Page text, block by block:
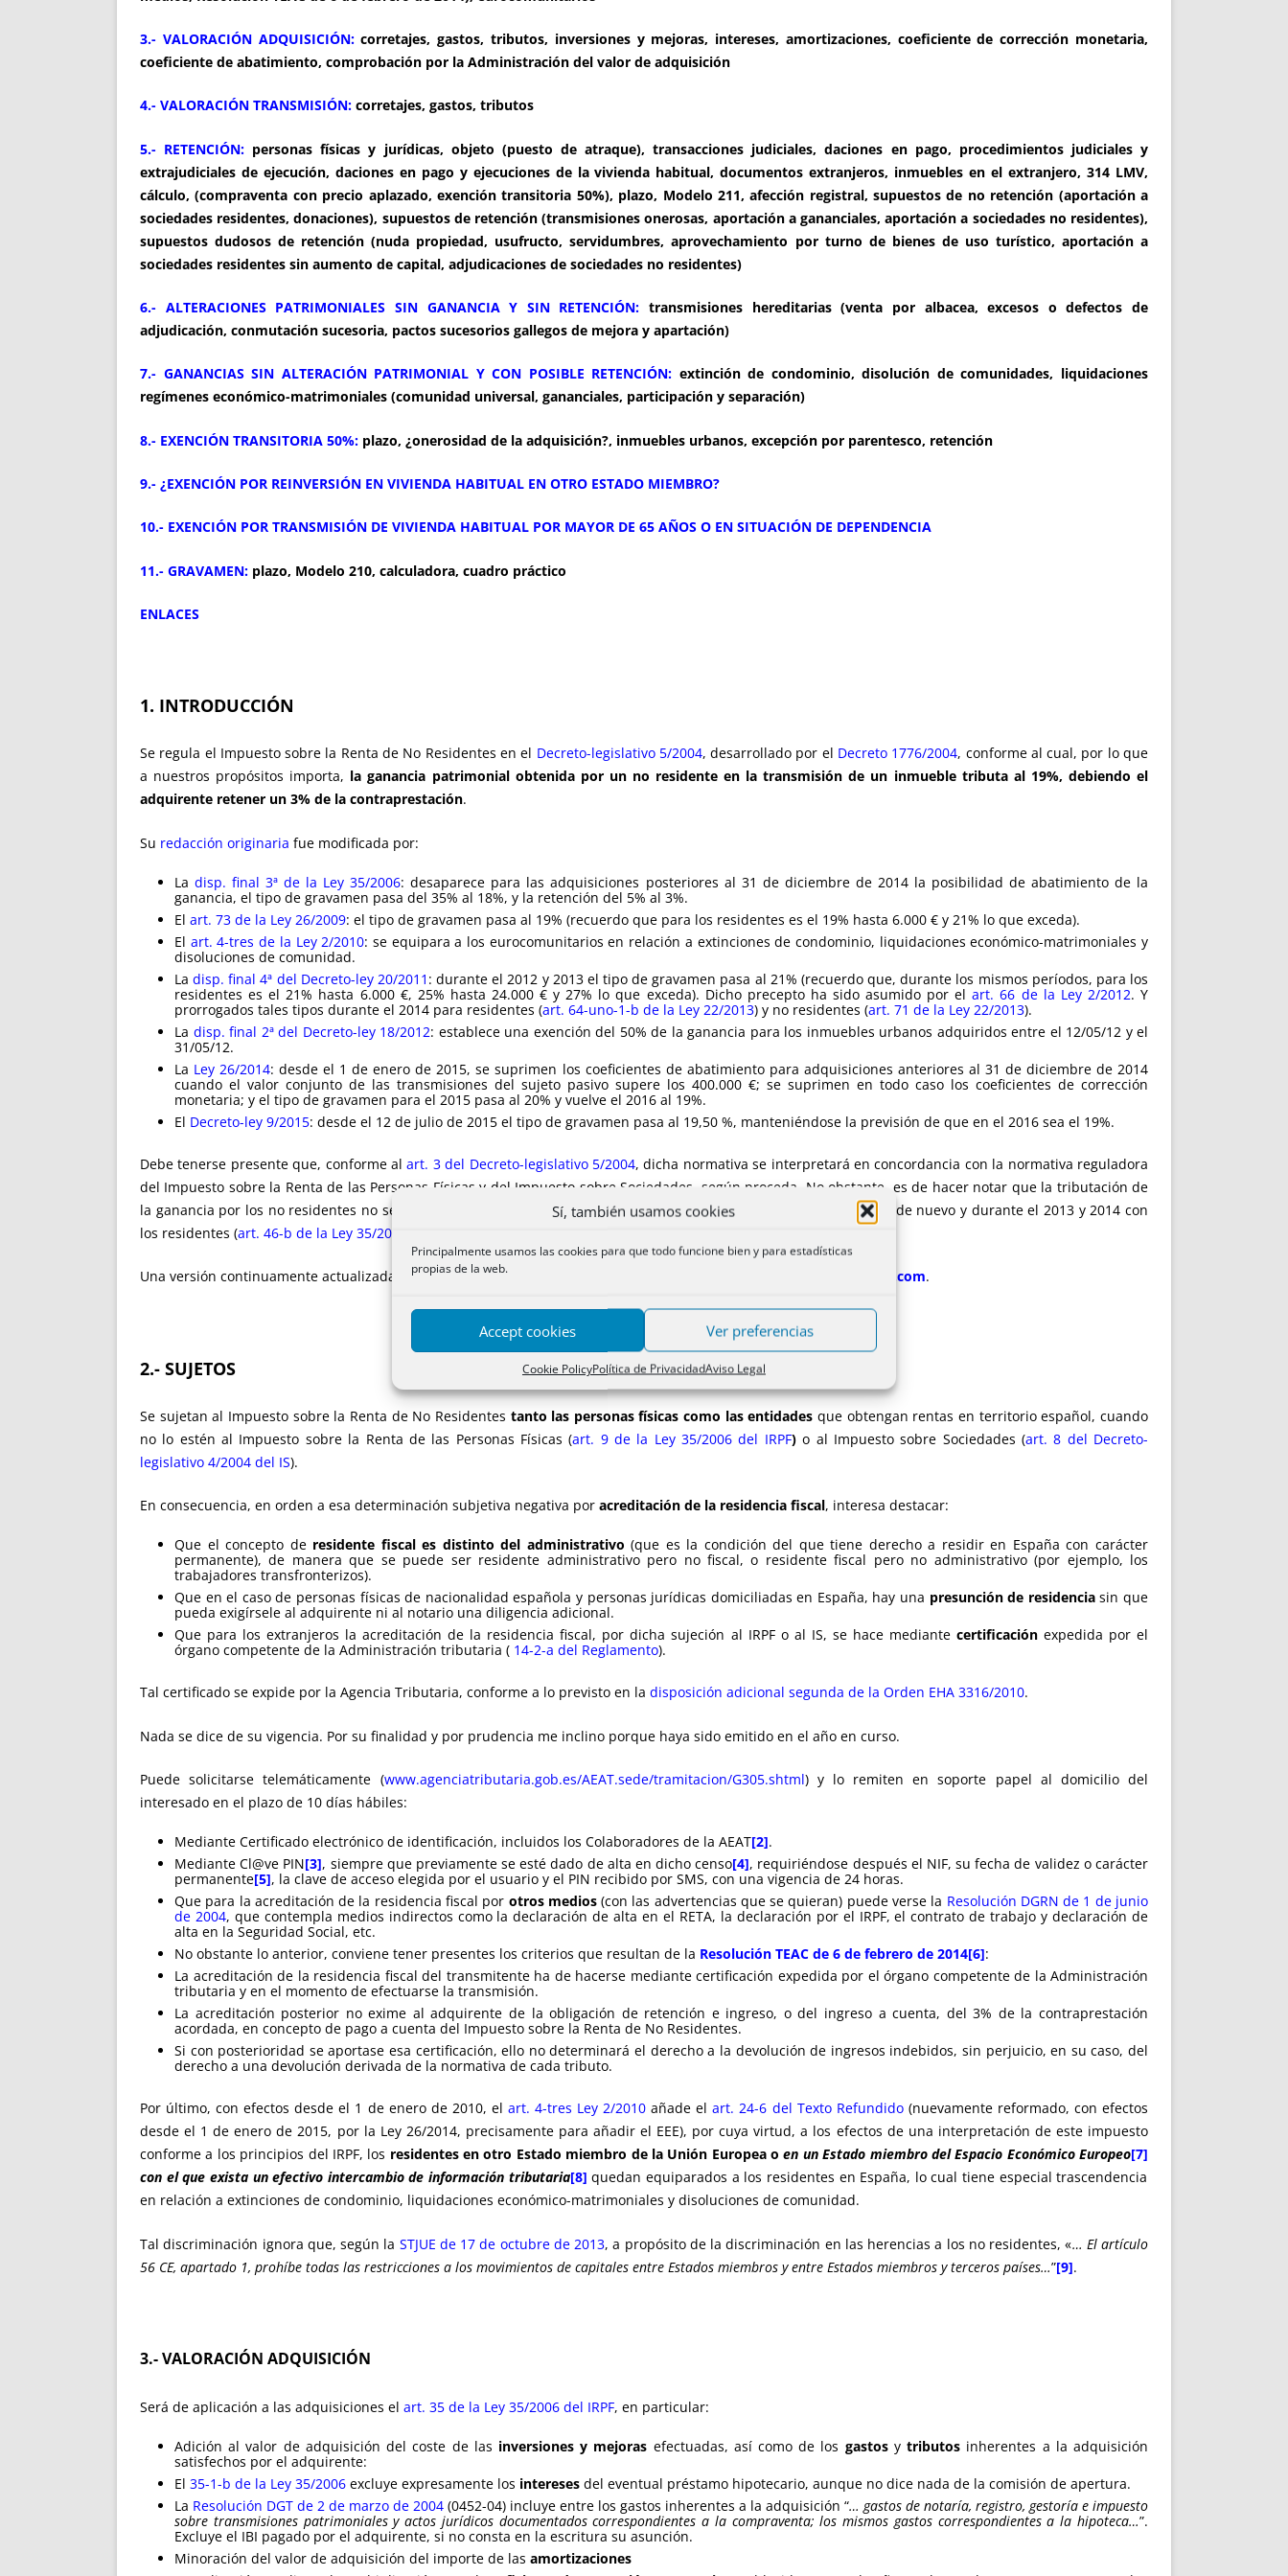
Sí, también usamos cookies
Principalmente usamos las cookies para que todo funcione bien y para estadísticas
propias de la web.
Accept cookies Ver preferencias
Cookie PolicyPolítica de PrivacidadAviso Legal
3.- VALORACIÓN ADQUISICIÓN:corretajes, gastos, tributos, inversiones y mejoras, intereses, amortizaciones, coeficiente de corrección monetaria,
coeficiente de abatimiento, comprobación por la Administración del valor de adquisición
4.- VALORACIÓN TRANSMISIÓN: corretajes, gastos, tributos
5.- RETENCIÓN: personas físicas y jurídicas, objeto (puesto de atraque), transacciones judiciales, daciones en pago, procedimientos judiciales y
extrajudiciales de ejecución, daciones en pago y ejecuciones de la vivienda habitual, documentos extranjeros, inmuebles en el extranjero, 314 LMV,
cálculo, (compraventa con precio aplazado, exención transitoria 50%), plazo, Modelo 211, afección registral, supuestos de no retención (aportación a
sociedades residentes, donaciones), supuestos de retención (transmisiones onerosas, aportación a gananciales, aportación a sociedades no residentes),
supuestos dudosos de retención (nuda propiedad, usufructo, servidumbres, aprovechamiento por turno de bienes de uso turístico, aportación a
sociedades residentes sin aumento de capital, adjudicaciones de sociedades no residentes)
6.- ALTERACIONES PATRIMONIALES SIN GANANCIA Y SIN RETENCIÓN: transmisiones hereditarias (venta por albacea, excesos o defectos de
adjudicación, conmutación sucesoria, pactos sucesorios gallegos de mejora y apartación)
7.- GANANCIAS SIN ALTERACIÓN PATRIMONIAL Y CON POSIBLE RETENCIÓN: extinción de condominio, disolución de comunidades, liquidaciones
regímenes económico-matrimoniales (comunidad universal, gananciales, participación y separación)
8.- EXENCIÓN TRANSITORIA 50%: plazo, ¿onerosidad de la adquisición?, inmuebles urbanos, excepción por parentesco, retención
9.- ¿EXENCIÓN POR REINVERSIÓN EN VIVIENDA HABITUAL EN OTRO ESTADO MIEMBRO?
10.- EXENCIÓN POR TRANSMISIÓN DE VIVIENDA HABITUAL POR MAYOR DE 65 AÑOS O EN SITUACIÓN DE DEPENDENCIA
11.- GRAVAMEN: plazo, Modelo 210, calculadora, cuadro práctico
ENLACES
1. INTRODUCCIÓN
Se regula el Impuesto sobre la Renta de No Residentes en el Decreto-legislativo 5/2004, desarrollado por el Decreto 1776/2004, conforme al cual, por lo que
a nuestros propósitos importa, la ganancia patrimonial obtenida por un no residente en la transmisión de un inmueble tributa al 19%, debiendo el
adquirente retener un 3% de la contraprestación.
Su redacción originaria fue modificada por:
Ladisp. final 3ª de la Ley 35/2006: desaparece para las adquisiciones posteriores al 31 de diciembre de 2014 la posibilidad de abatimiento de la
ganancia, el tipo de gravamen pasa del 35% al 18%, y la retención del 5% al 3%.
El art. 73 de la Ley 26/2009: el tipo de gravamen pasa al 19% (recuerdo que para los residentes es el 19% hasta 6.000 € y 21% lo que exceda).
El art. 4-tres de la Ley 2/2010: se equipara a los eurocomunitarios en relación a extinciones de condominio, liquidaciones económico-matrimoniales y
disoluciones de comunidad.
Ladisp. final 4ª del Decreto-ley 20/2011 : durante el 2012 y 2013 el tipo de gravamen pasa al 21% (recuerdo que, durante los mismos períodos, para los
residentes es el 21% hasta 6.000 €, 25% hasta 24.000 € y 27% lo que exceda). Dicho precepto ha sido asumido por elart. 66 de la Ley 2/2012. Y
prorrogados tales tipos durante el 2014 para residentes (art. 64-uno-1-b de la Ley 22/2013) y no residentes (art. 71 de la Ley 22/2013).
La disp. final 2ª del Decreto-ley 18/2012: establece una exención del 50% de la ganancia para los inmuebles urbanos adquiridos entre el 12/05/12 y el
31/05/12.
La Ley 26/2014: desde el 1 de enero de 2015, se suprimen los coeficientes de abatimiento para adquisiciones anteriores al 31 de diciembre de 2014
cuando el valor conjunto de las transmisiones del sujeto pasivo supere los 400.000 €; se suprimen en todo caso los coeficientes de corrección
monetaria; y el tipo de gravamen para el 2015 pasa al 20% y vuelve el 2016 al 19%.
El Decreto-ley 9/2015: desde el 12 de julio de 2015 el tipo de gravamen pasa al 19,50 %, manteniéndose la previsión de que en el 2016 sea el 19%.
Debe tenerse presente que, conforme alart. 3 del Decreto-legislativo 5/2004, dicha normativa se interpretará en concordancia con la normativa reguladora
del Impuesto sobre la Renta de las Personas Físicas y del Impuesto sobre Sociedades, según proceda. No obstante, es de hacer notar que la tributación de
la ganancia por los no residentes no se ve afectada por el tiempo de permanencia no superior al año, como ocurre de nuevo y durante el 2013 y 2014 con
los residentes (art. 46-b de la Ley 35/2006
Una versión continuamente actualizada (dentro de lo posible) de este trabajo www.oviedonotaria.com.
2.- SUJETOS
Se sujetan al Impuesto sobre la Renta de No Residentes tanto las personas físicas como las entidades que obtengan rentas en territorio español, cuando
no lo estén al Impuesto sobre la Renta de las Personas Físicas (art. 9 de la Ley 35/2006 del IRPF)o al Impuesto sobre Sociedades (art. 8 del Decreto-
legislativo 4/2004 del IS).
En consecuencia, en orden a esa determinación subjetiva negativa por acreditación de la residencia fiscal, interesa destacar:
Que el concepto de residente fiscal es distinto del administrativo (que es la condición del que tiene derecho a residir en España con carácter
permanente), de manera que se puede ser residente administrativo pero no fiscal, o residente fiscal pero no administrativo (por ejemplo, los
trabajadores transfronterizos).
Que en el caso de personas físicas de nacionalidad española y personas jurídicas domiciliadas en España, hay una presunción de residenciasin que
pueda exigírsele al adquirente ni al notario una diligencia adicional.
Que para los extranjeros la acreditación de la residencia fiscal, por dicha sujeción al IRPF o al IS, se hace mediante certificaciónexpedida por el
órgano competente de la Administración tributaria ( 14-2-a del Reglamento).
Tal certificado se expide por la Agencia Tributaria, conforme a lo previsto en la disposición adicional segunda de la Orden EHA 3316/2010.
Nada se dice de su vigencia. Por su finalidad y por prudencia me inclino porque haya sido emitido en el año en curso.
Puede solicitarse telemáticamente (www.agenciatributaria.gob.es/AEAT.sede/tramitacion/G305.shtml) y lo remiten en soporte papel al domicilio del
interesado en el plazo de 10 días hábiles:
Mediante Certificado electrónico de identificación, incluidos los Colaboradores de la AEAT[2].
Mediante Cl@ve PIN[3], siempre que previamente se esté dado de alta en dicho censo[4], requiriéndose después el NIF, su fecha de validez o carácter
permanente[5], la clave de acceso elegida por el usuario y el PIN recibido por SMS, con una vigencia de 24 horas.
Que para la acreditación de la residencia fiscal por otros medios(con las advertencias que se quieran) puede verse la Resolución DGRN de 1 de junio
de 2004, que contempla medios indirectos como la declaración de alta en el RETA, la declaración por el IRPF, el contrato de trabajo y declaración de
alta en la Seguridad Social, etc.
No obstante lo anterior, conviene tener presentes los criterios que resultan de la Resolución TEAC de 6 de febrero de 2014[6]:
La acreditación de la residencia fiscal del transmitente ha de hacerse mediante certificación expedida por el órgano competente de la Administración
tributaria y en el momento de efectuarse la transmisión.
La acreditación posterior no exime al adquirente de la obligación de retención e ingreso, o del ingreso a cuenta, del 3% de la contraprestación
acordada, en concepto de pago a cuenta del Impuesto sobre la Renta de No Residentes.
Si con posterioridad se aportase esa certificación, ello no determinará el derecho a la devolución de ingresos indebidos, sin perjuicio, en su caso, del
derecho a una devolución derivada de la normativa de cada tributo.
Por último, con efectos desde el 1 de enero de 2010, el art. 4-tres Ley 2/2010 añade elart. 24-6 del Texto Refundido(nuevamente reformado, con efectos
desde el 1 de enero de 2015, por la Ley 26/2014, precisamente para añadir el EEE), por cuya virtud, a los efectos de una interpretación de este impuesto
conforme a los principios del IRPF, los residentes en otro Estado miembro de la Unión Europea oen un Estado miembro del Espacio Económico Europeo[7]
con el que exista un efectivo intercambio de información tributaria[8] quedan equiparados a los residentes en España, lo cual tiene especial trascendencia
en relación a extinciones de condominio, liquidaciones económico-matrimoniales y disoluciones de comunidad.
Tal discriminación ignora que, según la STJUE de 17 de octubre de 2013, a propósito de la discriminación en las herencias a los no residentes, «… El artículo
56 CE, apartado 1, prohíbe todas las restricciones a los movimientos de capitales entre Estados miembros y entre Estados miembros y terceros países…”[9].
3.- VALORACIÓN ADQUISICIÓN
Será de aplicación a las adquisiciones el art. 35 de la Ley 35/2006 del IRPF, en particular:
Adición al valor de adquisición del coste de las inversiones y mejoras efectuadas, así como de los gastosytributos inherentes a la adquisición
satisfechos por el adquirente:
El 35-1-b de la Ley 35/2006 excluye expresamente los intereses del eventual préstamo hipotecario, aunque no dice nada de la comisión de apertura.
La Resolución DGT de 2 de marzo de 2004 (0452-04) incluye entre los gastos inherentes a la adquisición “… gastos de notaría, registro, gestoría e impuesto
sobre transmisiones patrimoniales y actos jurídicos documentados correspondientes a la compraventa; los mismos gastos correspondientes a la hipoteca…”.
Excluye el IBI pagado por el adquirente, si no consta en la escritura su asunción.
Minoración del valor de adquisición del importe de las amortizaciones